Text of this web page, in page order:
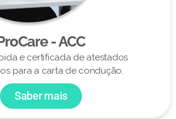
- ACC
e certificada de atestados
para a carta de condução.
Saber mais